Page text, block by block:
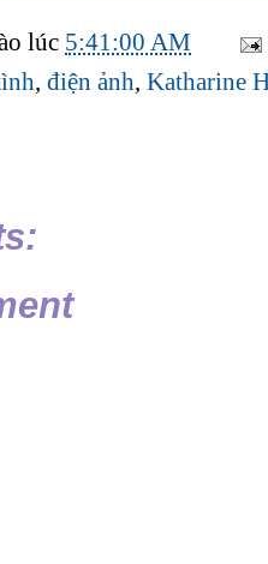
lúc 5:41:00 AM
,điện ảnh,Katharine